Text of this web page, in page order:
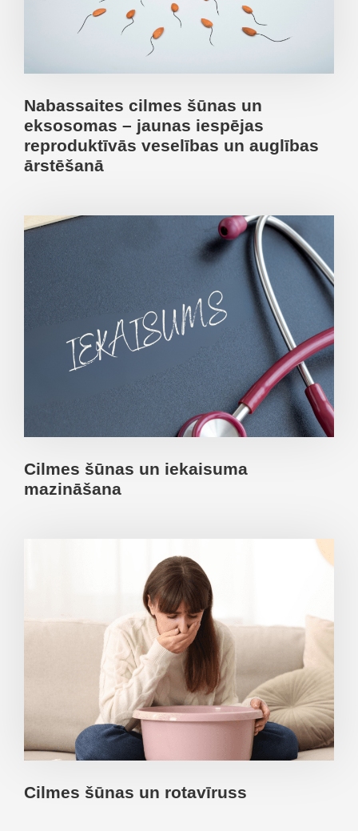
Nabassaites cilmes šūnas un
eksosomas – jaunas iespējas
reproduktīvās veselības un auglības
ārstēšanā
Cilmes šūnas un iekaisuma
mazināšana
Cilmes šūnas un rotavīruss